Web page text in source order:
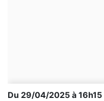
Du 29/04/2025 à 16h15